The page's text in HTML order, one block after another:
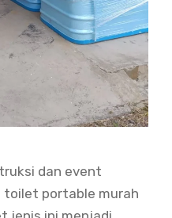
dan event
toilet portable murah